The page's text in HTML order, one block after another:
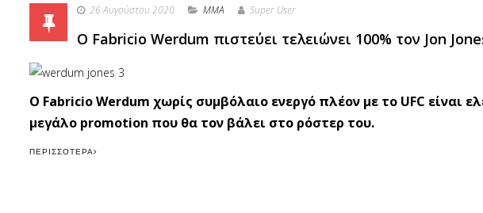
26 Αυγούστου 2020 MMA Super User
O Fabricio Werdum πιστεύει τελειώνει 100% τον Jon
Ο Fabricio Werdum χωρίς συμβόλαιο ενεργό πλέον με το UFC είναι
μεγάλο promotion που θα τον βάλει στο ρόστερ του.
ΠΕΡΙΣΣΌΤΕΡΑ